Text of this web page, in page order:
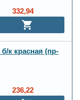
332,94
к красная (пр-
236,22